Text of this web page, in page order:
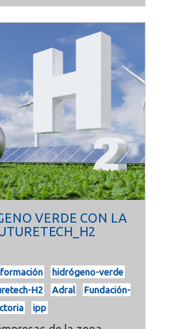
VERDE CON LA
hidrógeno-verde
H2 Adral
Fundación-
ipp